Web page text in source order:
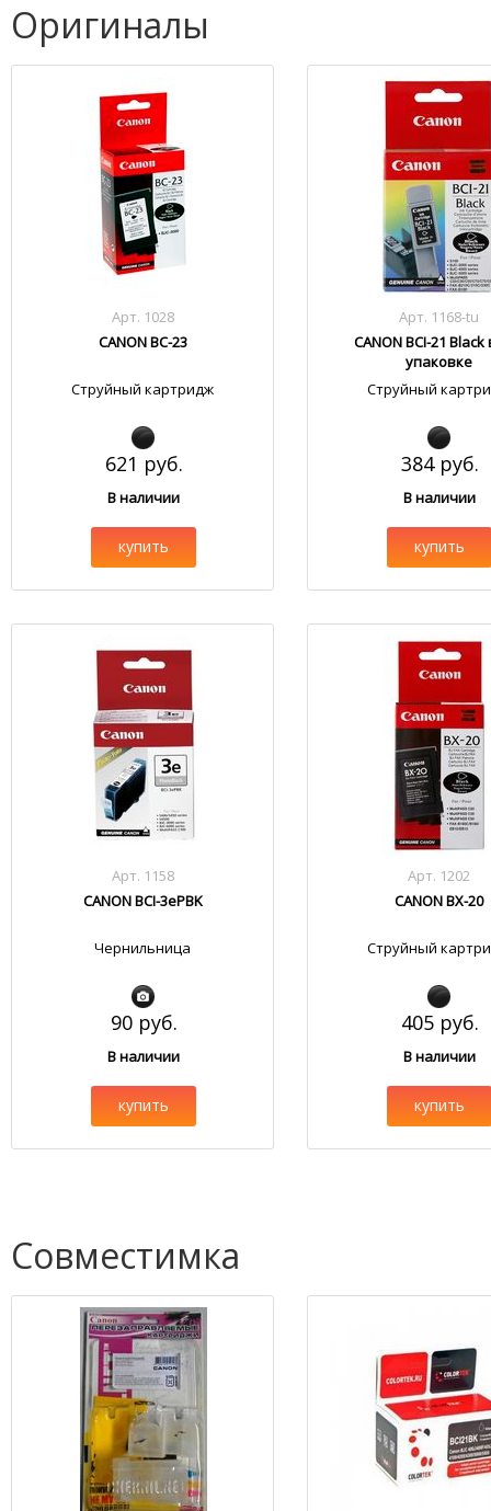
Оригиналы
Арт. 1028
CANON BC-23
Струйный картридж
621 руб.
В наличии
купить
Арт. 1168-tu
CANON BCI-21 Black
упаковке
Струйный
384 руб.
В наличии
купить
Арт. 1158
CANON BCI-3ePBK
Чернильница
90 руб.
В наличии
купить
Арт. 1202
CANON BX-20
Струйный
405 руб.
В наличии
купить
Совместимка